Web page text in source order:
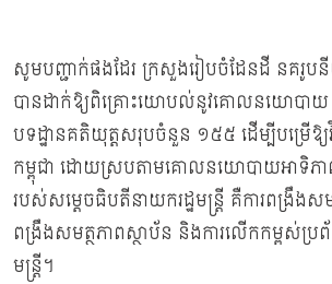
សូមបញ្ជាក់ផងដែរ ក្រសួងរៀបចំដែនដី នគ
បានដាក់ឱ្យពិគ្រោះយោបល់នូវគោលនយោបា
បទដ្ឋានគតិយុត្តសរុបចំនួន ១៥៥ ដើម្បីបម្រ
កម្ពុជា ដោយស្របតាមគោលនយោបាយអាទិ
របស់សម្តេចធិបតីនាយករដ្ឋមន្ត្រី គឺការពង្រឹងសម
ពង្រឹងសមត្ថភាពស្ថាប័ន និងការលើកកម្ពស់ប្រ
មន្ត្រី។